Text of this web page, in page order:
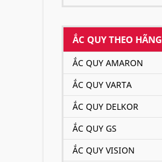
ẮC QUY THEO HÃNG
ẮC QUY AMARON
ẮC QUY VARTA
ẮC QUY DELKOR
ẮC QUY GS
ẮC QUY VISION